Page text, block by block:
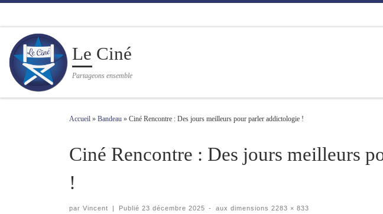
Le Ciné
Partageons ensemble
Accueil » Bandeau » Ciné Rencontre : Des jours meilleurs pour parler addictologie !
Ciné Rencontre : Des jours meilleurs
!
par Vincent Publié 23 décembre 2025 - aux dimensions 2283 × 833